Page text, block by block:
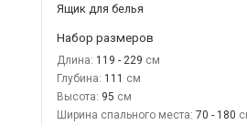
Ящик для белья
Набор размеров
Длина: 119 - 229
Глубина: 111
Высота: 95
Ширина спального места: 70 - 180